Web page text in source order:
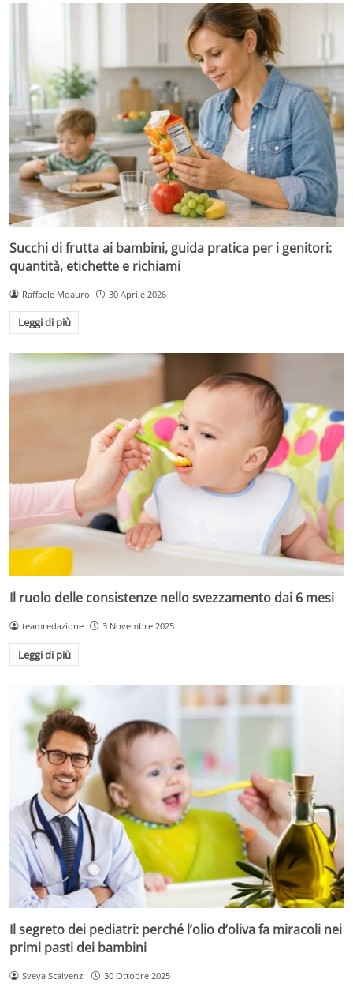
Succhi di frutta ai bambini, guida pratica per i genitori:
quantità, etichette e richiami
Raffaele Moauro 30 Aprile 2026
Leggi di più
Il ruolo delle consistenze nello svezzamento dai 6 mesi
teamredazione 3 Novembre 2025
Leggi di più
Il segreto dei pediatri: perché l’olio d’oliva fa miracoli nei
primi pasti dei bambini
Sveva Scalvenzi 30 Ottobre 2025